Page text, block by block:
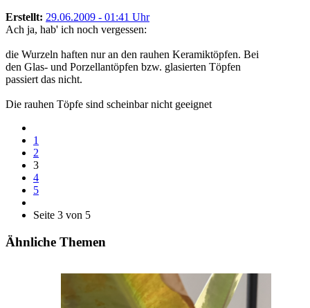
Erstellt: 29.06.2009 - 01:41 Uhr
Ach ja, hab' ich noch vergessen:
die Wurzeln haften nur an den rauhen Keramiktöpfen. Bei
den Glas- und Porzellantöpfen bzw. glasierten Töpfen
passiert das nicht.
Die rauhen Töpfe sind scheinbar nicht geeignet
1
2
3
4
5
Seite 3 von 5
Ähnliche Themen